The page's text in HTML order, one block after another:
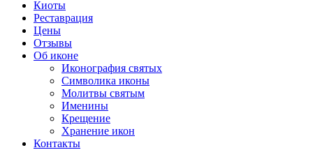
Киоты
Реставрация
Цены
Отзывы
Об иконе
Иконография святых
Символика иконы
Молитвы святым
Именины
Крещение
Хранение икон
Контакты